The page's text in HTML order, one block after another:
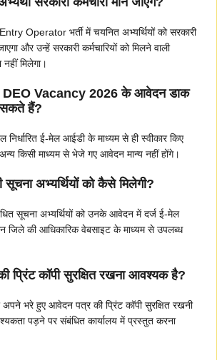
Operator भर्ती में चयनित अभ्यर्थियों को सरकारी
और उन्हें सरकारी कर्मचारियों को मिलने वाली
मिलेगा।
DEO Vacancy 2026 के आवेदन डाक
सकते हैं?
ई-मेल आईडी के माध्यम से ही स्वीकार किए
किसी माध्यम से भेजे गए आवेदन मान्य नहीं होंगे।
सूचना अभ्यर्थियों को कैसे मिलेगी?
सूचना अभ्यर्थियों को उनके आवेदन में दर्ज ई-मेल
जिले की आधिकारिक वेबसाइट के माध्यम से उपलब्ध
प्रिंट कॉपी सुरक्षित रखना आवश्यक है?
अपने भरे हुए आवेदन पत्र की प्रिंट कॉपी सुरक्षित रखनी
पड़ने पर संबंधित कार्यालय में प्रस्तुत करना